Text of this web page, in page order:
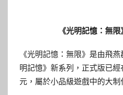
《光明記憶：無
《光明記憶：無限》是由飛
明記憶》新系列，正式版已
元，屬於小品級遊戲中的大制